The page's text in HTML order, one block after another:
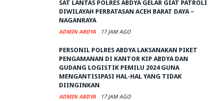
SAT LANTAS POLRES ABDYA GELAR GIAT PATROLI
DIWILAYAH PERBATASAN ACEH BARAT DAYA –
NAGANRAYA
ADMIN ABDYA 17 JAM AGO
PERSONIL POLRES ABDYA LAKSANAKAN PIKET
PENGAMANAN DI KANTOR KIP ABDYA DAN
GUDANG LOGISTIK PEMILU 2024 GUNA
MENGANTISIPASI HAL-HAL YANG TIDAK
DIINGINKAN
ADMIN ABDYA 17 JAM AGO